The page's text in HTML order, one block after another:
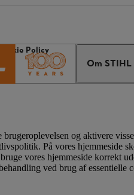
Om STIHL
Cookie Policy
og aktivere
På vores hjemmeside
vores hjemmeside korrekt
ved brug af